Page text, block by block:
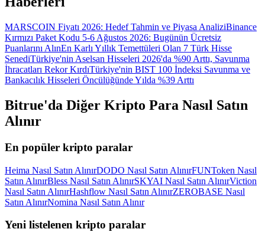
MARSCOIN Fiyatı 2026: Hedef Tahmin ve Piyasa AnaliziBinance
Kırmızı Paket Kodu 5-6 Ağustos 2026: Bugünün Ücretsiz
Puanlarını AlınEn Karlı Yıllık Temettüleri Olan 7 Türk Hisse
SenediTürkiye'nin Aselsan Hisseleri 2026'da %90 Arttı, Savunma
İhracatları Rekor KırdıTürkiye'nin BIST 100 İndeksi Savunma ve
Bankacılık Hisseleri Öncülüğünde Yılda %39 Arttı
Bitrue'da Diğer Kripto Para Nasıl Satın
Alınır
En popüler kripto paralar
Heima Nasıl Satın AlınırDODO Nasıl Satın AlınırFUNToken Nasıl
Satın AlınırBless Nasıl Satın AlınırSKYAI Nasıl Satın AlınırViction
Nasıl Satın AlınırHashflow Nasıl Satın AlınırZEROBASE Nasıl
Satın AlınırNomina Nasıl Satın Alınır
Yeni listelenen kripto paralar